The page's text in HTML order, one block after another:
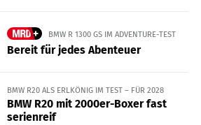
BMW R 1300 GS IM ADVENTURE-TEST
Bereit für jedes Abenteuer
BMW R20 ALS ERLKÖNIG IM TEST – FÜR 2028
BMW R20 mit 2000er-Boxer fast
serienreif